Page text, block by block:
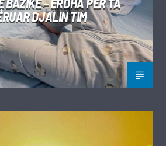
DJALIN TIM